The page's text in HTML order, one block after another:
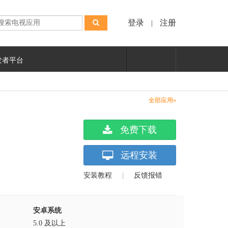
登录 注册
者平台
全部应用»
免费下载
远程安装
安装教程 反馈报错
安卓系统
5.0 及以上